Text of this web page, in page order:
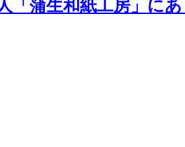
「蒲生和紙工房」にあ